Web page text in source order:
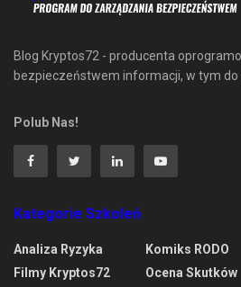
Blog Kryptos72 - producenta
bezpieczeństwem informacji, w tym do
Polub Nas!
Kategorie Szkoleń
Analiza Ryzyka
Filmy Kryptos72
Komiks RODO
Ocena Skutków